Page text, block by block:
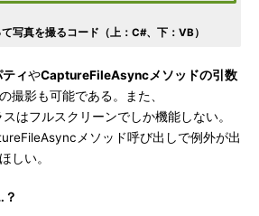
写真を撮るコード（上：C#、下：VB）
ィやCaptureFileAsyncメソッドの引数
撮影も可能である。また、
はフルスクリーンでしか機能しない。
メソッド呼び出しで例外が出
しい。